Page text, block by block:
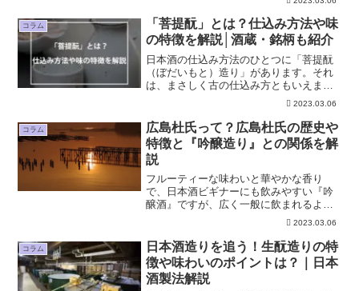
の差によって表されるものです。それぞ
れ味わいに特徴があり、同じ銘柄の日本
酒でも「あらばしり」「中...
コラム
「菩提酛」とは？仕込み方法や味
の特徴を解説│酒蔵・銘柄も紹介
日本酒の仕込み方法のひとつに「菩提酛
（ぼだいもと）造り」があります。それ
は、まさしく古の仕込み方ともいえま
す。。では、菩提酛とは何でしょうか？
菩提酛の解説のためには、まずは日本酒
の造りの流れの知識が必要となります。
今回は、日本酒造りの流れを...
2023.03.06
コラム
広島杜氏って？広島杜氏の歴史や
特徴と『吟醸造り』との関係を解
説
フルーティーな味わいと華やかな香り
で、日本酒ビギナーにも飲みやすい『吟
醸酒』ですが、広く一般に飲まれるよう
になったのは意外と最近のことです。吟
は、『広島杜氏』の存在がありました。
今回は、広島杜氏の歴史や特...
2023.03.06
コラム
日本酒造りを追う！生酛造りの特
徴や味わいのポイントは？｜日本
酒製法解説